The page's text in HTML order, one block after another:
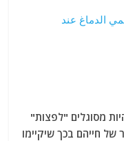
מסוגלים "לפצות"
חייהם בכך שיקיימו